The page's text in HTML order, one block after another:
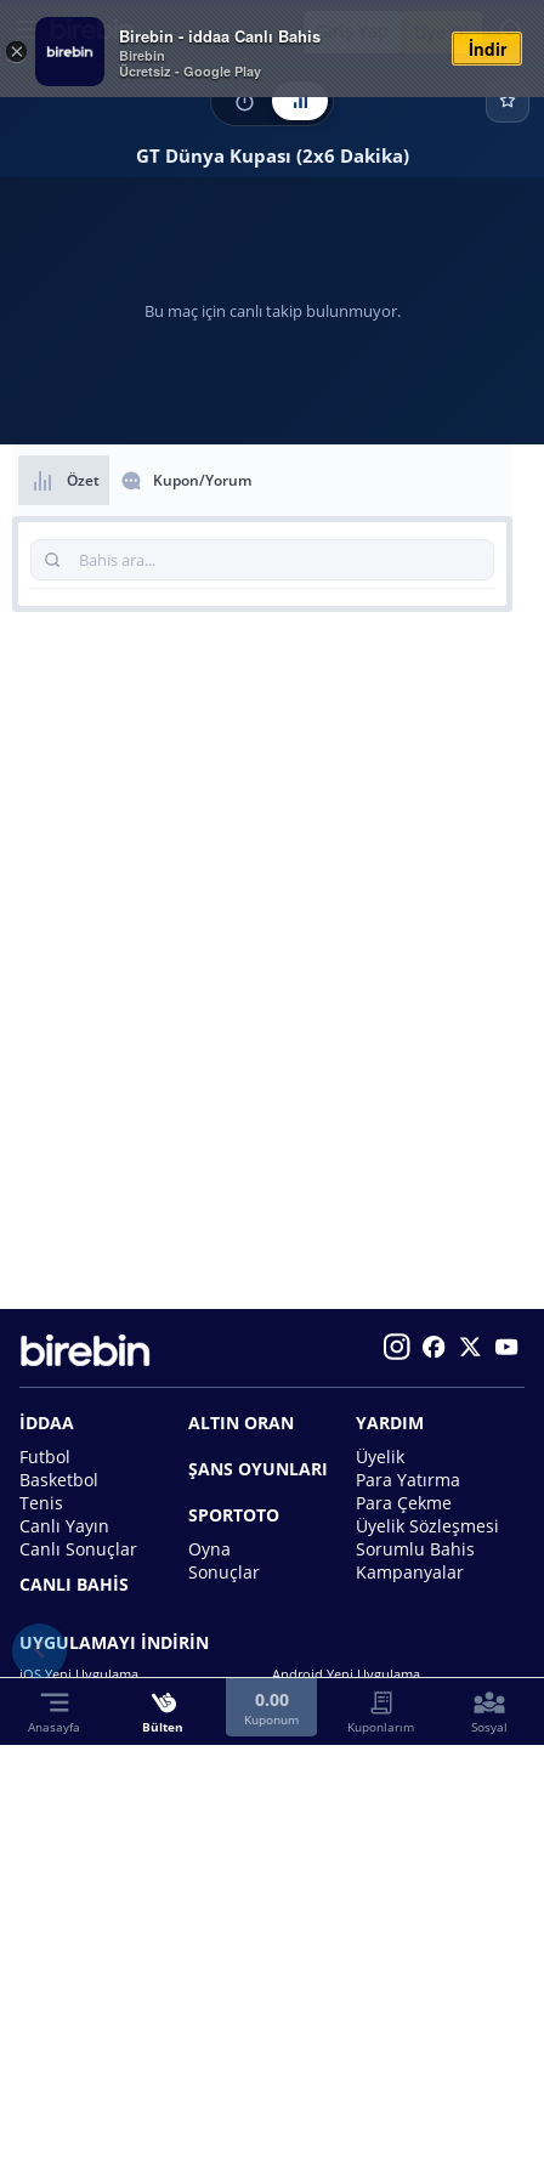
×
Birebin - iddaa Canlı Bahis
Birebin
Ücretsiz - Google Play
İndir
Giriş Yap Üye Ol
GT Dünya Kupası (2x6 Dakika)
Bu maç için canlı takip bulunmuyor.
Özet Kupon/Yorum
İDDAA
Futbol
Basketbol
Tenis
Canlı Yayın
Canlı Sonuçlar
CANLI BAHİS
ALTIN ORAN
ŞANS OYUNLARI
SPORTOTO
Oyna
Sonuçlar
YARDIM
Üyelik
Para Yatırma
Para Çekme
Üyelik Sözleşmesi
Sorumlu Bahis
Kampanyalar
UYGULAMAYI İNDİRİN
iOS Yeni Uygulama Android Yeni Uygulama
Anasayfa Bülten
0.00
Kuponum Kuponlarım Sosyal